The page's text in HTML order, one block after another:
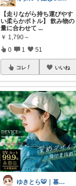
【走りながら持ち運びやす
い柔らかボトル】 飲み物の
量に合わせて ...
￥ 1,790～
0 1 51
コレ いいね
ゆきとら🐯｜暮らしをラクにしたいパパ